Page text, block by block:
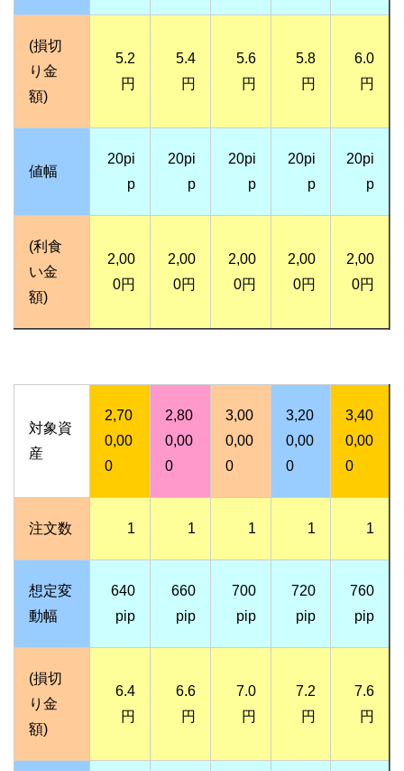
(損切
り金
額)
5.2
円
5.4
円
5.6
円
5.8
円
6.0
円
値幅
20pi
p
20pi
p
20pi
p
20pi
p
20pi
p
(利食
い金
額)
2,00
0円
2,00
0円
2,00
0円
2,00
0円
2,00
0円
対象資
産
2,70
0,00
0
2,80
0,00
0
3,00
0,00
0
3,20
0,00
0
3,40
0,00
0
注文数 1 1 1 1 1
想定変
動幅
640
pip
660
pip
700
pip
720
pip
760
pip
(損切
り金
額)
6.4
円
6.6
円
7.0
円
7.2
円
7.6
円